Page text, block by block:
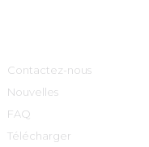
Contactez-nous
Nouvelles
FAQ
Télécharger